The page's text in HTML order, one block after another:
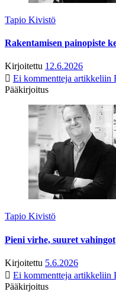
Tapio Kivistö
Rakentamisen painopiste
Kirjoitettu 12.6.2026
Ei kommentteja artikkeliin
Pääkirjoitus
Tapio Kivistö
Pieni virhe, suuret vahingot
Kirjoitettu 5.6.2026
Ei kommentteja artikkeliin
Pääkirjoitus